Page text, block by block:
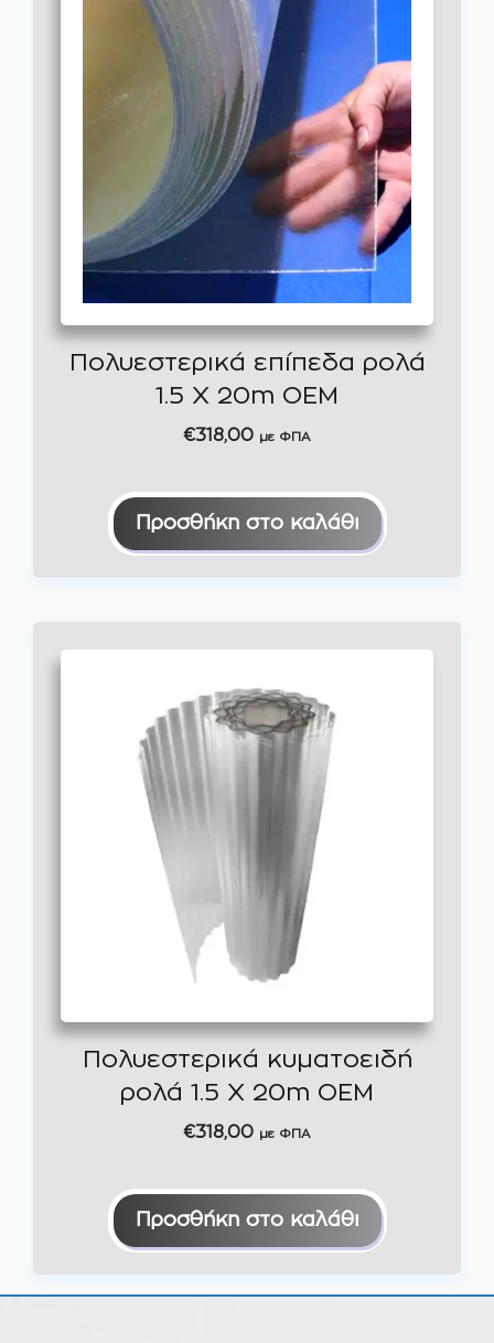
Πολυεστερικά επίπεδα ρολά
1.5 Χ 20m ΟEM
€318,00 με ΦΠΑ
Προσθήκη στο καλάθι
Πολυεστερικά κυματοειδή
ρολά 1.5 Χ 20m ΟEM
€318,00 με ΦΠΑ
Προσθήκη στο καλάθι